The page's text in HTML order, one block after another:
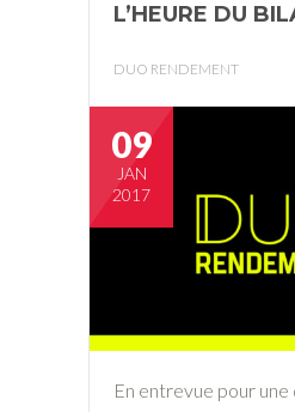
L’HEURE DU
DUO RENDEMENT
09
JAN
2017
En entrevue pour une